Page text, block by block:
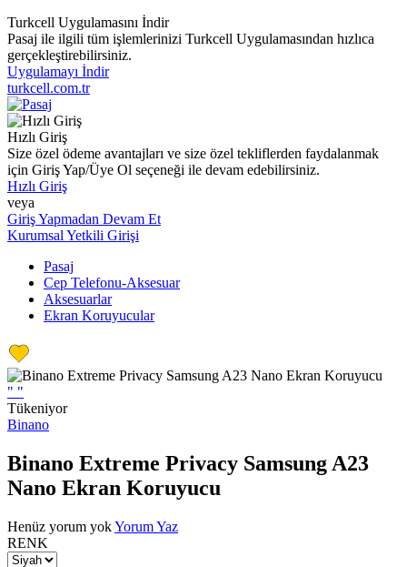
Turkcell Uygulamasını İndir
Pasaj ile ilgili tüm işlemlerinizi Turkcell Uygulamasından hızlıca
gerçekleştirebilirsiniz.
Uygulamayı İndir
turkcell.com.tr
Hızlı Giriş
Size özel ödeme avantajları ve size özel tekliflerden faydalanmak
için Giriş Yap/Üye Ol seçeneği ile devam edebilirsiniz.
Hızlı Giriş
veya
Giriş Yapmadan Devam Et
Kurumsal Yetkili Girişi
Pasaj
Cep Telefonu-Aksesuar
Aksesuarlar
Ekran Koruyucular
" "
Tükeniyor
Binano
Binano Extreme Privacy Samsung A23
Nano Ekran Koruyucu
Henüz yorum yokYorum Yaz
RENK